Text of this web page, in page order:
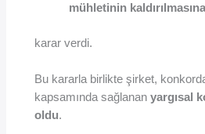
mühletinin
karar verdi.
Bu kararla birlikte şirket,
kapsamında sağlananyargısal
oldu.